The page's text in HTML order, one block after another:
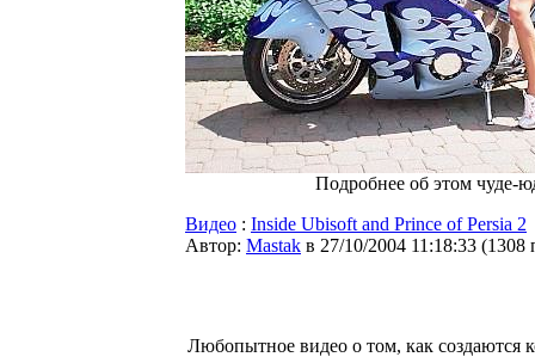
Подробнее об этом чуде-
Видео : Inside Ubisoft and Prince of Persia 2
Автор: Мastak в 27/10/2004 11:18:33 (1308
Любопытное видео о том, как создаются